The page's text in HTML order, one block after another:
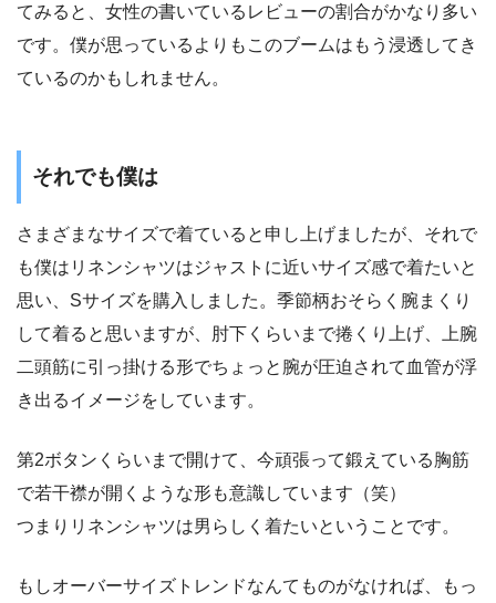
てみると、女性の書いているレビューの割合がかなり多い
です。僕が思っているよりもこのブームはもう浸透してき
ているのかもしれません。
それでも僕は
さまざまなサイズで着ていると申し上げましたが、それで
も僕はリネンシャツはジャストに近いサイズ感で着たいと
思い、Sサイズを購入しました。季節柄おそらく腕まくり
して着ると思いますが、肘下くらいまで捲くり上げ、上腕
二頭筋に引っ掛ける形でちょっと腕が圧迫されて血管が浮
き出るイメージをしています。
第2ボタンくらいまで開けて、今頑張って鍛えている胸筋
で若干襟が開くような形も意識しています（笑）
つまりリネンシャツは男らしく着たいということです。
もしオーバーサイズトレンドなんてものがなければ、もっ